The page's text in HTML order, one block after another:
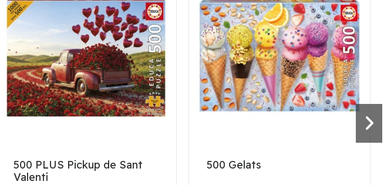
500 PLUS Pickup de Sant
Valentí
500 Gelats